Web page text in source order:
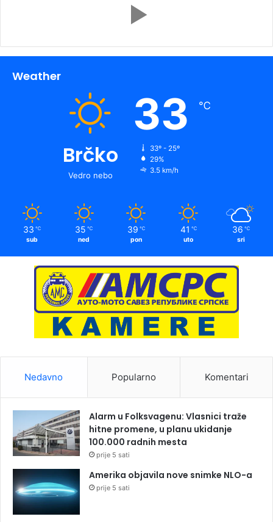
Weather
Brčko
Vedro nebo
33 ℃
33º - 25º
29%
3.5 km/h
33 ℃
sub
35 ℃
ned
39 ℃
pon
41 ℃
uto
36 ℃
sri
Nedavno Popularno Komentari
Alarm u Folksvagenu: Vlasnici traže
hitne promene, u planu ukidanje
100.000 radnih mesta
prije 5 sati
Amerika objavila nove snimke NLO-a
prije 5 sati